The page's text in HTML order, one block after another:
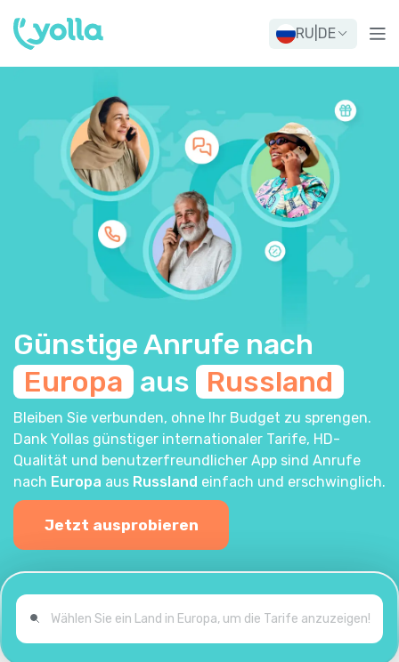
RU DE
Günstige Anrufe nach
Europa aus Russland
Bleiben Sie verbunden, ohne Ihr Budget zu sprengen.
Dank Yollas günstiger internationaler Tarife, HD-
Qualität und benutzerfreundlicher App sind Anrufe
nach Europa aus Russland einfach und erschwinglich.
Jetzt ausprobieren